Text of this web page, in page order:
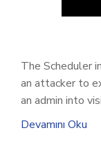
The Scheduler
an attacker to
an admin into
Devamını Oku